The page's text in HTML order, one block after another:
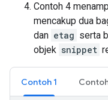
Contoh 4
mencakup dua
dan etag serta
objek snippet
Contoh 1